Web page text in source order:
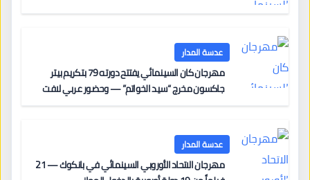
عدسة المدار
مهرجان كان السينمائي يفتتح دورته 79 بتكريم بيتر
جاكسون مخرج “سيد الخواتم” — وحضور عربي لافت
عدسة المدار
مهرجان الاتحاد الأوروبي السينمائي في بانكوك — 21